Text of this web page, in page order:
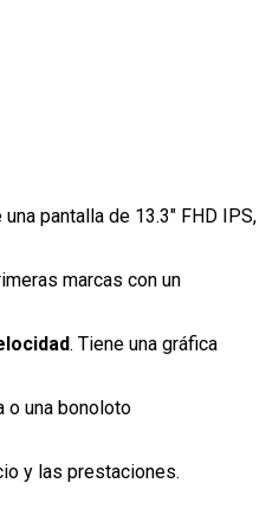
pantalla de 13.3″ FHD IPS,
marcas con un
. Tiene una gráfica
o una bonoloto
y las prestaciones.